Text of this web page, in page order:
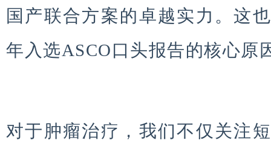
国产联合方案的卓越实力。这
年入选ASCO口头报告的核心原
对于肿瘤治疗，我们不仅关注